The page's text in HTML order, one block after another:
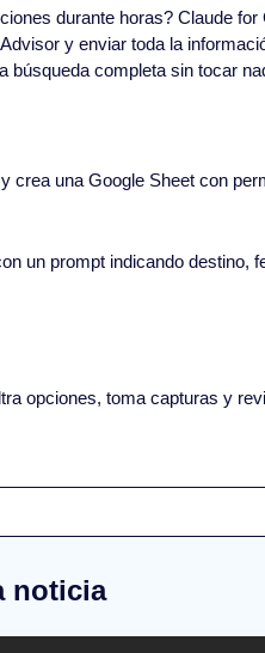
durante horas? Claude for
y enviar toda la
búsqueda completa sin tocar
crea una Google Sheet con
un prompt indicando destino,
opciones, toma capturas y
noticia